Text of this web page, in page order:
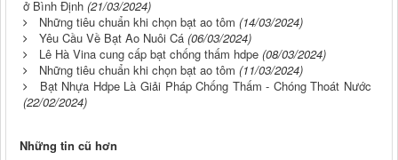
ở Bình Định (21/03/2024)
Những tiêu chuẩn khi chọn bạt ao tôm (14/03/2024)
Yêu Cầu Về Bạt Ao Nuôi Cá (06/03/2024)
Lê Hà Vina cung cấp bạt chống thấm hdpe (08/03/2024)
Những tiêu chuẩn khi chọn bạt ao tôm (11/03/2024)
Bạt Nhựa Hdpe Là Giải Pháp Chống Thấm - Chóng Thoát Nước
(22/02/2024)
Những tin cũ hơn